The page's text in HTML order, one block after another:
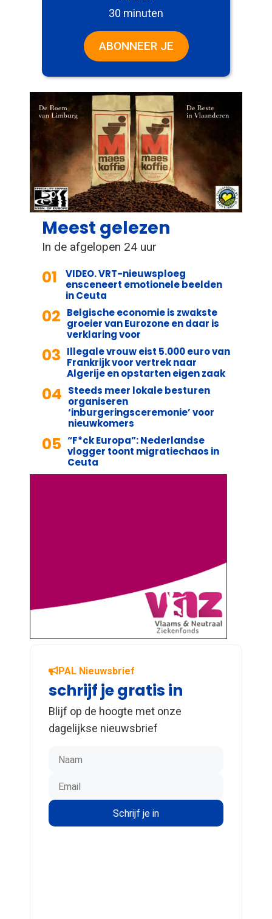
30 minuten
ABONNEER JE
Meest gelezen
In de afgelopen 24 uur
01
VIDEO. VRT-nieuwsploeg
ensceneert emotionele beelden
in Ceuta
02 Belgische economie is zwakste
groeier van Eurozone en daar is
verklaring voor
03 Illegale vrouw eist 5.000 euro van
Frankrijk voor vertrek naar
Algerije en opstarten eigen zaak
04 Steeds meer lokale besturen
organiseren
‘inburgeringsceremonie’ voor
nieuwkomers
05 “F*ck Europa”: Nederlandse
vlogger toont migratiechaos in
Ceuta
PAL Nieuwsbrief
schrijf je gratis in
Blijf op de hoogte met onze
dagelijkse nieuwsbrief